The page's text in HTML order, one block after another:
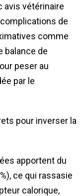
avis vétérinaire
de
comme
balance de
peser au
par le
pour inverser la
apportent du
ce qui rassasie
calorique,